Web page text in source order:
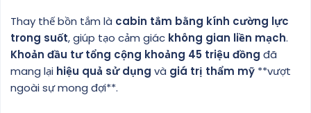
Thay thế bồn tắm là cabin tắm bằng kính cường lực
trong suốt, giúp tạo cảm giác không gian liền mạch.
Khoản đầu tư tổng cộng khoảng 45 triệu đồng đã
mang lại hiệu quả sử dụng và giá trị thẩm mỹ **vượt
ngoài sự mong đợi**.